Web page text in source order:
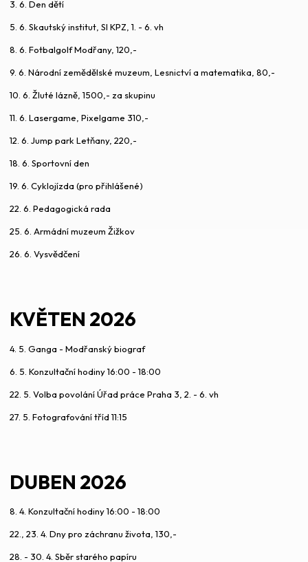
3. 6. Den dětí
5. 6. Skautský institut, SI KPZ, 1. - 6. vh
8. 6. Fotbalgolf Modřany, 120,-
9. 6. Národní zemědělské muzeum, Lesnictví a matematika, 80,-
10. 6. Žluté lázně, 1500,- za skupinu
11. 6. Lasergame, Pixelgame 310,-
12. 6. Jump park Letňany, 220,-
18. 6. Sportovní den
19. 6. Cyklojízda (pro přihlášené)
22. 6. Pedagogická rada
25. 6. Armádní muzeum Žižkov
26. 6. Vysvědčení
KVĚTEN 2026
4. 5. Ganga - Modřanský biograf
6. 5. Konzultační hodiny 16:00 - 18:00
22. 5. Volba povolání Úřad práce Praha 3, 2. - 6. vh
27. 5. Fotografování tříd 11:15
DUBEN 2026
8. 4. Konzultační hodiny 16:00 - 18:00
22., 23. 4. Dny pro záchranu života, 130,-
28. - 30. 4. Sběr starého papíru